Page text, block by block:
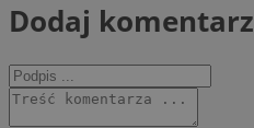
Dodaj komentarz